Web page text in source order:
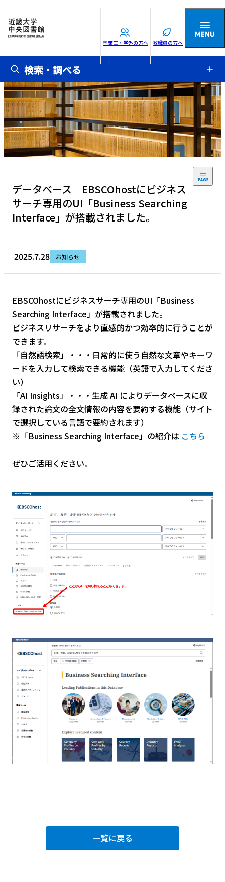
卒業生・学外の方へ 教職員の方へ
検索・調べる
データベース EBSCOhostにビジネス
サーチ専用のUI「Business Searching
Interface」が搭載されました。
2025.7.28 お知らせ
EBSCOhostにビジネスサーチ専用のUI「Business
Searching Interface」が搭載されました。
ビジネスリサーチをより直感的かつ効率的に行うことが
できます。
「自然語検索」・・・日常的に使う自然な文章やキーワ
ードを入力して検索できる機能（英語で入力してくださ
い）
「AI Insights」・・・生成 AI によりデータベースに収
録された論文の全文情報の内容を要約する機能（サイト
で選択している言語で要約されます）
※「Business Searching Interface」の紹介は こちら
ぜひご活用ください。
一覧に戻る